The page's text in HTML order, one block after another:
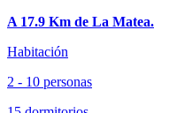
A 17.9 Km de La Matea.
Habitación
2 - 10 personas